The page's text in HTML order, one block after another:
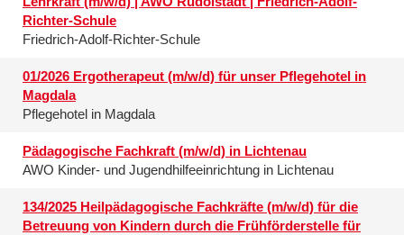
Richter-Schule
Friedrich-Adolf-Richter-Schule
01/2026 Ergotherapeut (m/w/d) für unser Pflegehotel in
Magdala
Pflegehotel in Magdala
Pädagogische Fachkraft (m/w/d) in Lichtenau
AWO Kinder- und Jugendhilfeeinrichtung in Lichtenau
134/2025 Heilpädagogische Fachkräfte (m/w/d) für die
Betreuung von Kindern durch die Frühförderstelle für